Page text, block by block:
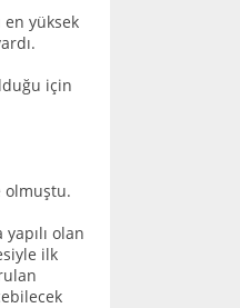
en yüksek
için
olmuştu.
olan
ilk